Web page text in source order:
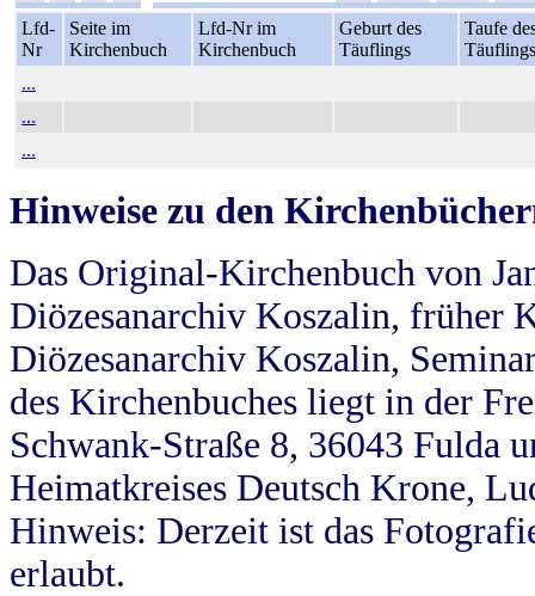
Lfd-
Nr
Seite im
Kirchenbuch
Lfd-Nr im
Kirchenbuch
Geburt des
Täuflings
Taufe
Täuflings
...
...
...
Hinweise zu den
Das Original-Kirchenbuch von
Diözesanarchiv Koszalin, früher
Diözesanarchiv Koszalin,
des Kirchenbuches liegt in der
Schwank-Straße 8, 36043 Fulda
Heimatkreises Deutsch Krone,
Hinweis: Derzeit ist das
erlaubt.